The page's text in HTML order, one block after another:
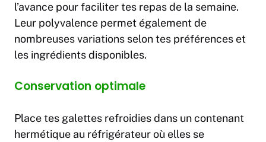
l’avance pour faciliter tes repas de la semaine.
Leur polyvalence permet également de
nombreuses variations selon tes préférences et
les ingrédients disponibles.
Conservation optimale
Place tes galettes refroidies dans un contenant
hermétique au réfrigérateur où elles se